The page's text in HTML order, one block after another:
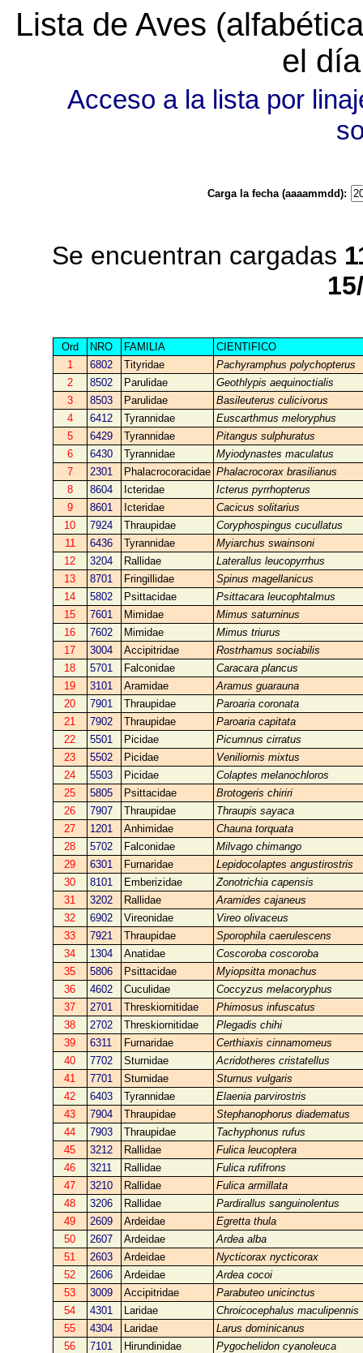
Lista de Aves
el
Acceso a la lista por
Carga la fecha (aaaammdd):
Se encuentran cargadas
Ord NRO FAMILIA
CIENTIFICO
1
6802 Tityridae
Pachyramphus polychopterus
2
8502 Parulidae
Geothlypis aequinoctialis
3
8503 Parulidae
Basileuterus culicivorus
4
6412 Tyrannidae
Euscarthmus meloryphus
5
6429 Tyrannidae
Pitangus sulphuratus
6
6430 Tyrannidae
Myiodynastes maculatus
7
2301 Phalacrocoracidae Phalacrocorax brasilianus
8
8604 Icteridae
Icterus pyrrhopterus
9
8601 Icteridae
Cacicus solitarius
10
7924 Thraupidae
Coryphospingus cucullatus
11
6436 Tyrannidae
Myiarchus swainsoni
12
3204 Rallidae
Laterallus leucopyrrhus
13
8701 Fringillidae
Spinus magellanicus
14
5802 Psittacidae
Psittacara leucophtalmus
15
7601 Mimidae
Mimus saturninus
16
7602 Mimidae
Mimus triurus
17
3004 Accipitridae
Rostrhamus sociabilis
18
5701 Falconidae
Caracara plancus
19
3101 Aramidae
Aramus guarauna
20
7901 Thraupidae
Paroaria coronata
21
7902 Thraupidae
Paroaria capitata
22
5501 Picidae
Picumnus cirratus
23
5502 Picidae
Veniliornis mixtus
24
5503 Picidae
Colaptes melanochloros
25
5805 Psittacidae
Brotogeris chiriri
26
7907 Thraupidae
Thraupis sayaca
27
1201 Anhimidae
Chauna torquata
28
5702 Falconidae
Milvago chimango
29
6301 Furnaridae
Lepidocolaptes angustirostris
30
8101 Emberizidae
Zonotrichia capensis
31
3202 Rallidae
Aramides cajaneus
32
6902 Vireonidae
Vireo olivaceus
33
7921 Thraupidae
Sporophila caerulescens
34
1304 Anatidae
Coscoroba coscoroba
35
5806 Psittacidae
Myiopsitta monachus
36
4602 Cuculidae
Coccyzus melacoryphus
37
2701 Threskiornitidae
Phimosus infuscatus
38
2702 Threskiornitidae
Plegadis chihi
39
6311 Furnaridae
Certhiaxis cinnamomeus
40
7702 Sturnidae
Acridotheres cristatellus
41
7701 Sturnidae
Sturnus vulgaris
42
6403 Tyrannidae
Elaenia parvirostris
43
7904 Thraupidae
Stephanophorus diadematus
44
7903 Thraupidae
Tachyphonus rufus
45
3212 Rallidae
Fulica leucoptera
46
3211 Rallidae
Fulica rufifrons
47
3210 Rallidae
Fulica armillata
48
3206 Rallidae
Pardirallus sanguinolentus
49
2609 Ardeidae
Egretta thula
50
2607 Ardeidae
Ardea alba
51
2603 Ardeidae
Nycticorax nycticorax
52
2606 Ardeidae
Ardea cocoi
53
3009 Accipitridae
Parabuteo unicinctus
54
4301 Laridae
Chroicocephalus maculipennis
55
4304 Laridae
Larus dominicanus
56
7101 Hirundinidae
Pygochelidon cyanoleuca